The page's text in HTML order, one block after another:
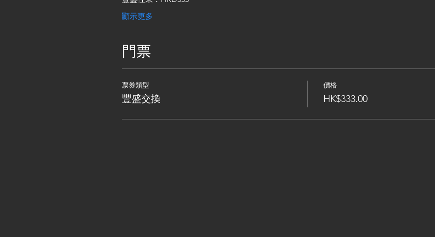
顯示更多
門票
票券類型
豐盛交換
價格
HK$333.00